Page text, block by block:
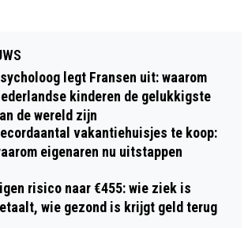
legt Fransen uit: waarom
kinderen de gelukkigste
de wereld zijn
vakantiehuisjes te koop:
eigenaren nu uitstappen
risico naar €455: wie ziek is
wie gezond is krijgt geld terug